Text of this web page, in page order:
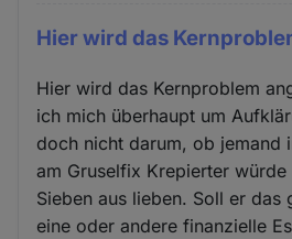
Hier wird das
Hier wird das Kernproblem
ich mich überhaupt um
doch nicht darum, ob jemand
am Gruselfix Krepierter
Sieben aus lieben. Soll er das
eine oder andere finanzielle